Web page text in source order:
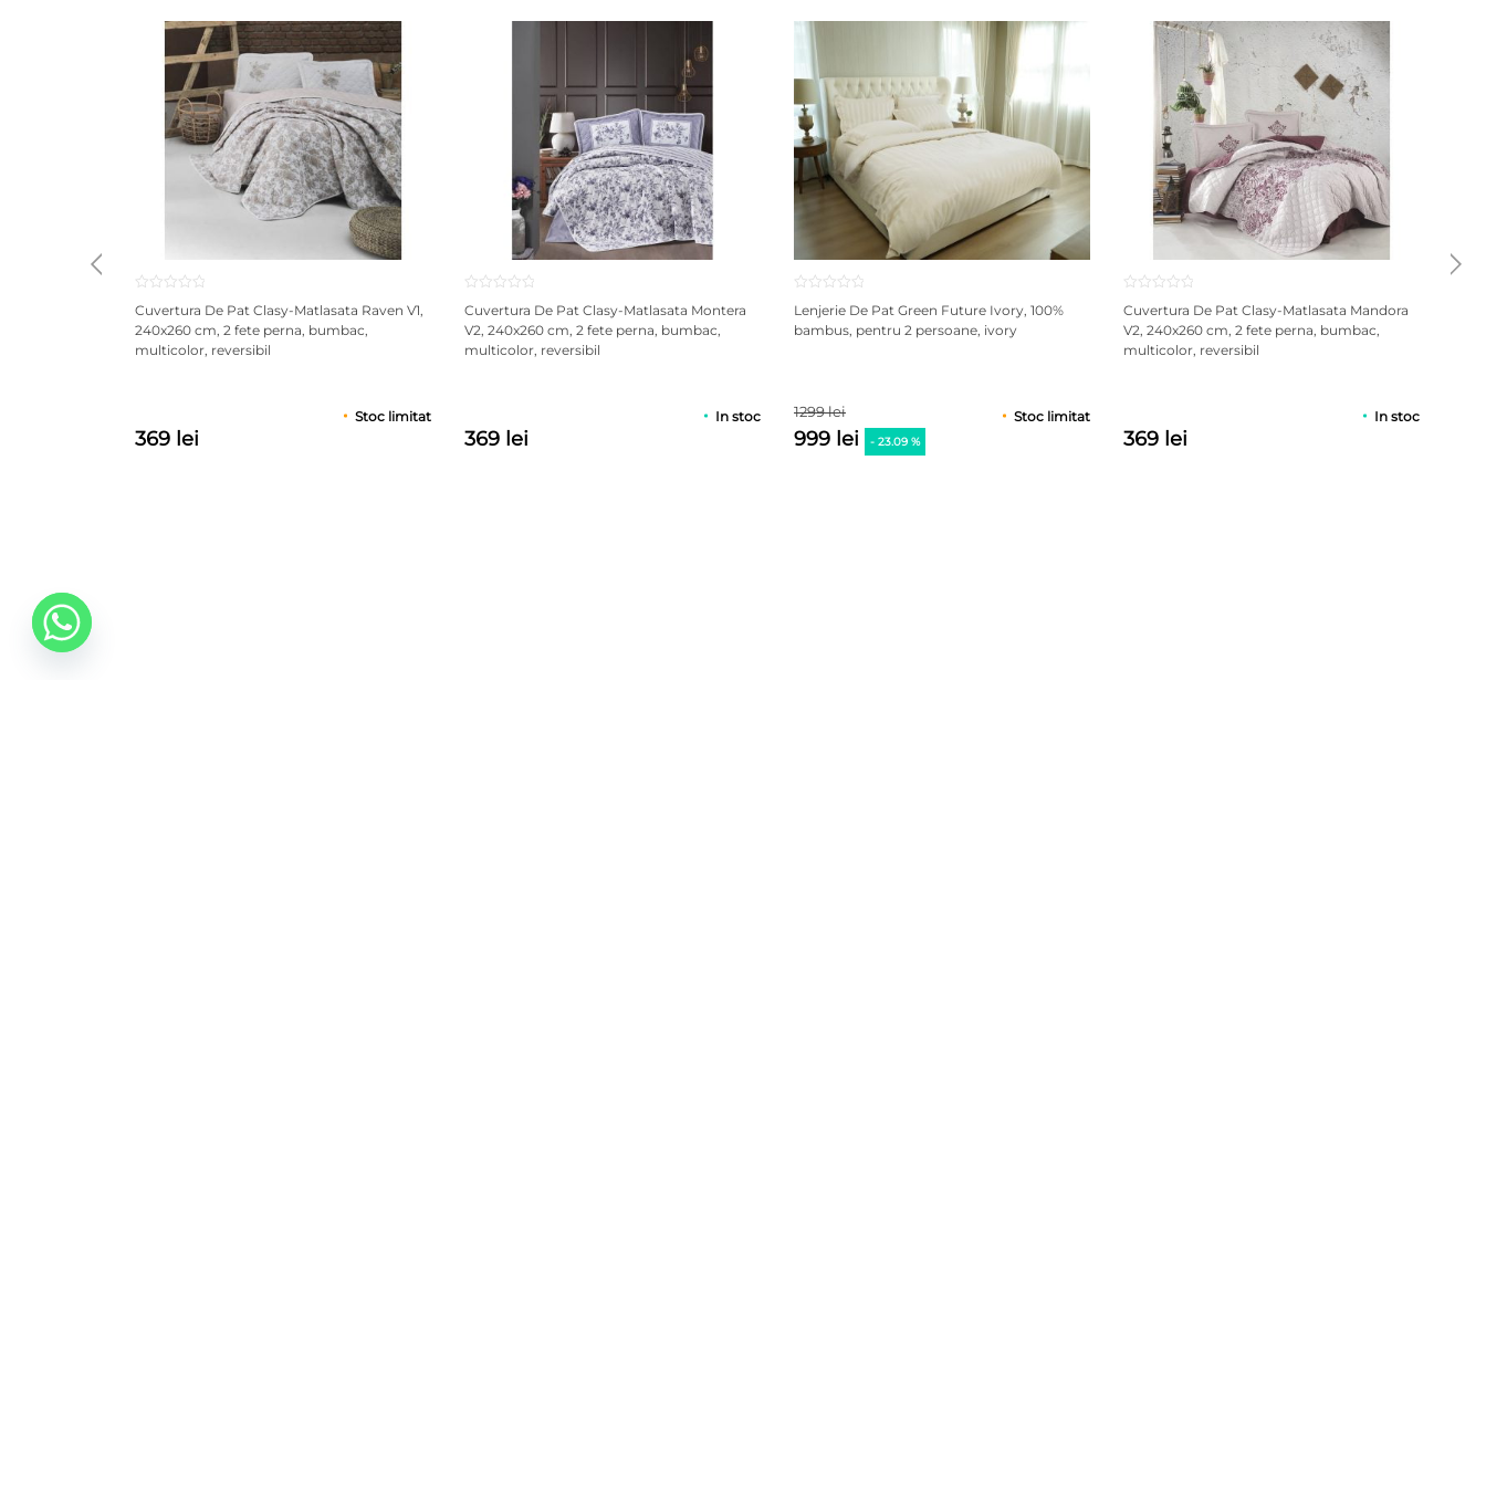
Cuvertura De Pat Clasy-Matlasata Raven V1,
240x260 cm, 2 fete perna, bumbac,
multicolor, reversibil
369 lei
Stoc limitat
Cuvertura De Pat Clasy-Matlasata Montera
V2, 240x260 cm, 2 fete perna, bumbac,
multicolor, reversibil
369 lei
In stoc
Lenjerie De Pat Green Future Ivory, 100%
bambus, pentru 2 persoane, ivory
1299 lei
999 lei - 23.09 %
Stoc limitat
Cuvertura De Pat Clasy-Matlasata Mandora
V2, 240x260 cm, 2 fete perna, bumbac,
multicolor, reversibil
369 lei
In stoc